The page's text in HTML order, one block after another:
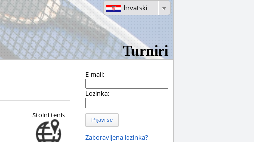
Turniri
hrvatski
Stolni tenis
E-mail:
Lozinka:
Prijavi se
Zaboravljena lozinka?